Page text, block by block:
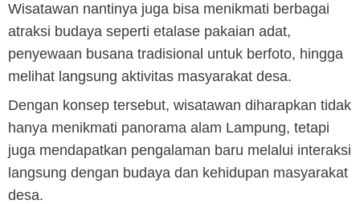
Wisatawan nantinya juga bisa menikmati berbagai
atraksi budaya seperti etalase pakaian adat,
penyewaan busana tradisional untuk berfoto, hingga
melihat langsung aktivitas masyarakat desa.
Dengan konsep tersebut, wisatawan diharapkan tidak
hanya menikmati panorama alam Lampung, tetapi
juga mendapatkan pengalaman baru melalui interaksi
langsung dengan budaya dan kehidupan masyarakat
desa.